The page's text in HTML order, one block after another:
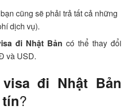
cũng sẽ phải trả tất cả những
dịch vụ).
đi Nhật Bản có thể thay đổi
và USD.
đi Nhật Bản
?